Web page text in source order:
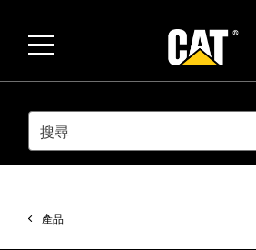
SEARCH
產品